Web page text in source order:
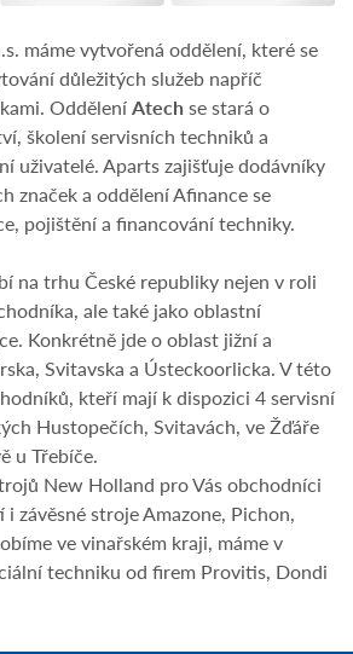
máme vytvořená oddělení, které se
důležitých služeb napříč
OdděleníAtech se stará o
školení servisních techniků a
uživatelé. Aparts zajišťuje dodávníky
značek a oddělení Afinance se
pojištění a financování techniky.
na trhu České republiky nejen v roli
ale také jako oblastní
Konkrétně jde o oblast jižní a
Svitavska a Ústeckoorlicka. V této
kteří mají k dispozici 4 servisní
Hustopečích, Svitavách, ve Žďáře
u Třebíče.
New Holland pro Vás obchodníci
i závěsné stroje Amazone, Pichon,
ve vinařském kraji, máme v
techniku od firem Provitis, Dondi